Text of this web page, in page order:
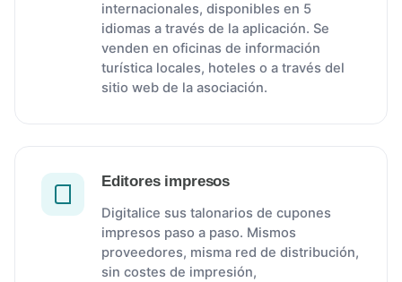
internacionales, disponibles en 5
idiomas a través de la aplicación. Se
venden en oficinas de información
turística locales, hoteles o a través del
sitio web de la asociación.
Editores impresos
Digitalice sus talonarios de cupones
impresos paso a paso. Mismos
proveedores, misma red de distribución,
sin costes de impresión,